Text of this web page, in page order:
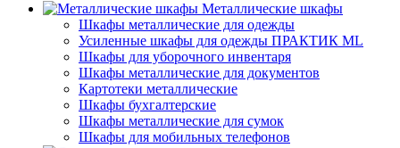
Металлические шкафы
Шкафы металлические для одежды
Усиленные шкафы для одежды ПРАКТИК ML
Шкафы для уборочного инвентаря
Шкафы металлические для документов
Картотеки металлические
Шкафы бухгалтерские
Шкафы металлические для сумок
Шкафы для мобильных телефонов